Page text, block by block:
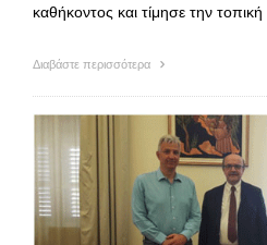
καθήκοντος και τίμησε την τοπική
Διαβάστε περισσότερα